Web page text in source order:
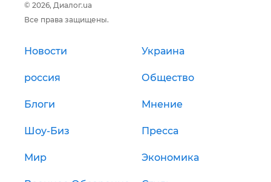
© 2026, Диалог.ua
Все права защищены.
Новости Украина
россия Общество
Блоги Мнение
Шоу-Биз Пресса
Мир Экономика